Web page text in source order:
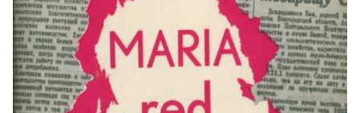
Communie en de Biecht. De teksten
zijn doordrenkt van de rauwe realiteit
van de vervolging achter het
IJzeren Gordijn. De gebeden zijn een
constante oproep tot God en de